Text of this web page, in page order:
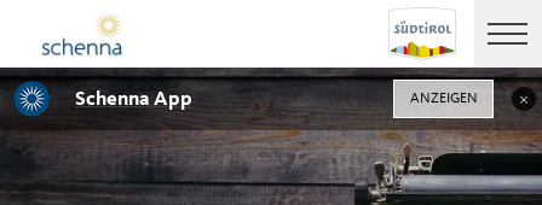
Schenna App ANZEIGEN